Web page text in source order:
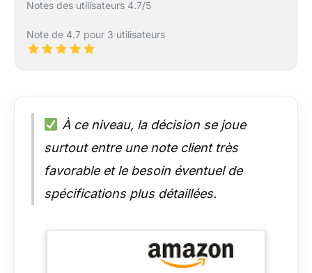
Notes des utilisateurs 4.7/5
Note de 4.7 pour 3 utilisateurs
À ce niveau, la décision se joue
surtout entre une note client très
favorable et le besoin éventuel de
spécifications plus détaillées.